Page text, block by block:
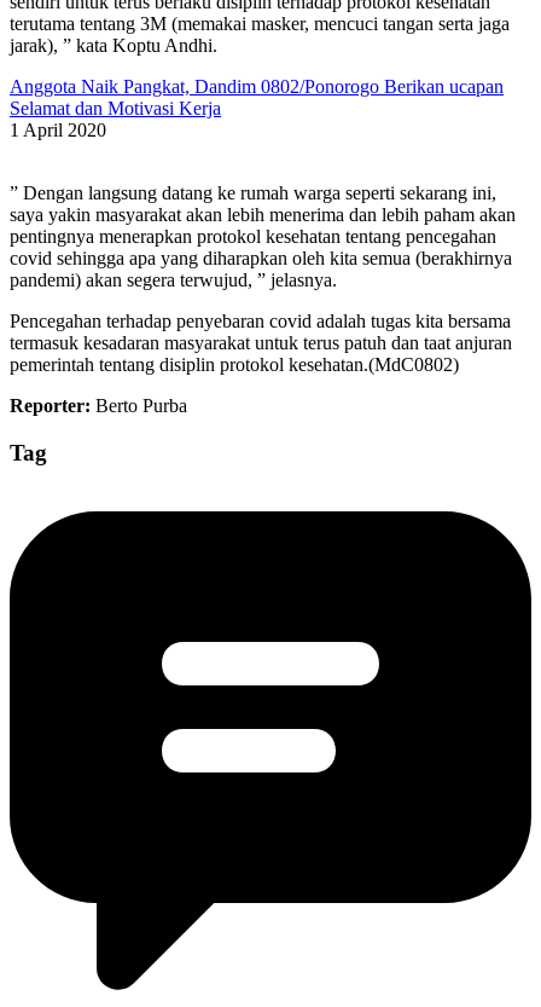
terutama tentang 3M (memakai masker, mencuci tangan serta jaga
jarak), ” kata Koptu Andhi.
Anggota Naik Pangkat, Dandim 0802/Ponorogo Berikan ucapan
Selamat dan Motivasi Kerja
1 April 2020
” Dengan langsung datang ke rumah warga seperti sekarang ini,
saya yakin masyarakat akan lebih menerima dan lebih paham akan
pentingnya menerapkan protokol kesehatan tentang pencegahan
covid sehingga apa yang diharapkan oleh kita semua (berakhirnya
pandemi) akan segera terwujud, ” jelasnya.
Pencegahan terhadap penyebaran covid adalah tugas kita bersama
termasuk kesadaran masyarakat untuk terus patuh dan taat anjuran
pemerintah tentang disiplin protokol kesehatan.(MdC0802)
Reporter: Berto Purba
Tag